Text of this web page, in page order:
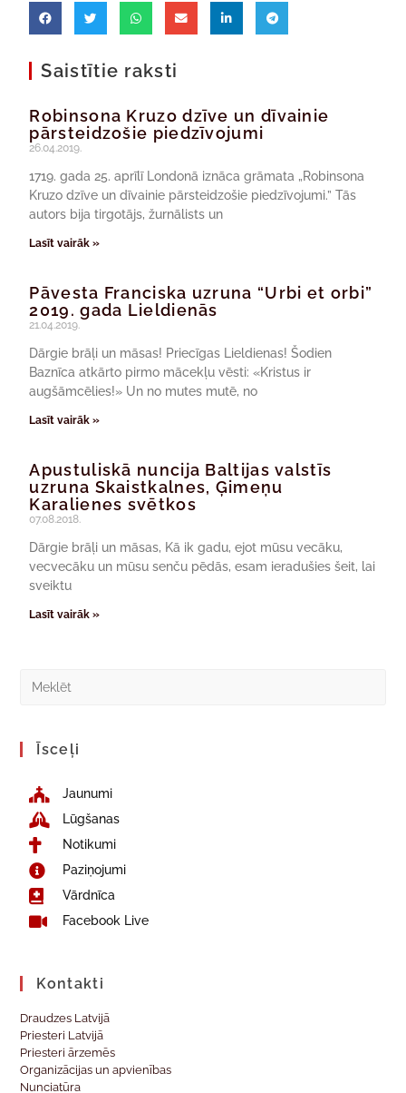
Saistītie raksti
Robinsona Kruzo dzīve un dīvainie
pārsteidzošie piedzīvojumi
26.04.2019.
1719. gada 25. aprīlī Londonā iznāca grāmata „Robinsona
Kruzo dzīve un dīvainie pārsteidzošie piedzīvojumi.” Tās
autors bija tirgotājs, žurnālists un
Lasīt vairāk »
Pāvesta Franciska uzruna “Urbi et orbi”
2019. gada Lieldienās
21.04.2019.
Dārgie brāļi un māsas! Priecīgas Lieldienas! Šodien
Baznīca atkārto pirmo mācekļu vēsti: «Kristus ir
augšāmcēlies!» Un no mutes mutē, no
Lasīt vairāk »
Apustuliskā nuncija Baltijas valstīs
uzruna Skaistkalnes, Ģimeņu
Karalienes svētkos
07.08.2018.
Dārgie brāļi un māsas, Kā ik gadu, ejot mūsu vecāku,
vecvecāku un mūsu senču pēdās, esam ieradušies šeit, lai
sveiktu
Lasīt vairāk »
Īsceļi
Jaunumi
Lūgšanas
Notikumi
Paziņojumi
Vārdnīca
Facebook Live
Kontakti
Draudzes Latvijā
Priesteri Latvijā
Priesteri ārzemēs
Organizācijas un apvienības
Nunciatūra